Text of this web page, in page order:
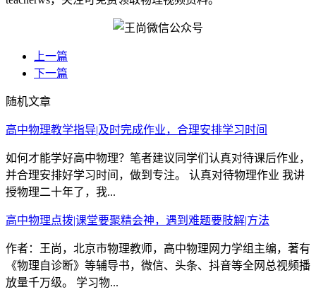
上一篇
下一篇
随机文章
高中物理教学指导|及时完成作业，合理安排学习时间
如何才能学好高中物理？笔者建议同学们认真对待课后作业，
并合理安排好学习时间，做到专注。 认真对待物理作业 我讲
授物理二十年了，我...
高中物理点拨|课堂要聚精会神，遇到难题要肢解|方法
作者：王尚，北京市物理教师，高中物理网力学组主编，著有
《物理自诊断》等辅导书，微信、头条、抖音等全网总视频播
放量千万级。 学习物...